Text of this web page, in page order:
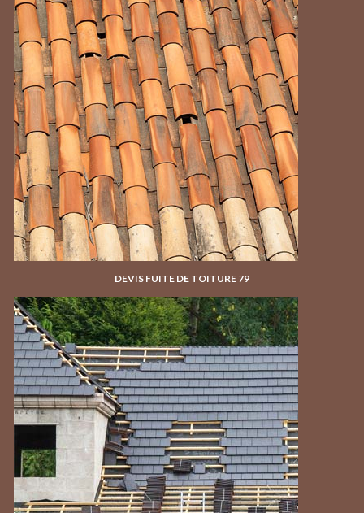
DEVIS FUITE DE TOITURE 79